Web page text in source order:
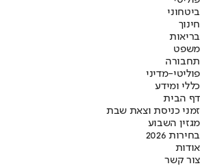
ביטחוני
חינוך
בריאות
משפט
תחבורה
פוליטי-מדיני
כללי ומידע
דף הבית
זמני כניסת וצאת שבת
מגזין השבוע
בחירות 2026
אודות
צור קשר